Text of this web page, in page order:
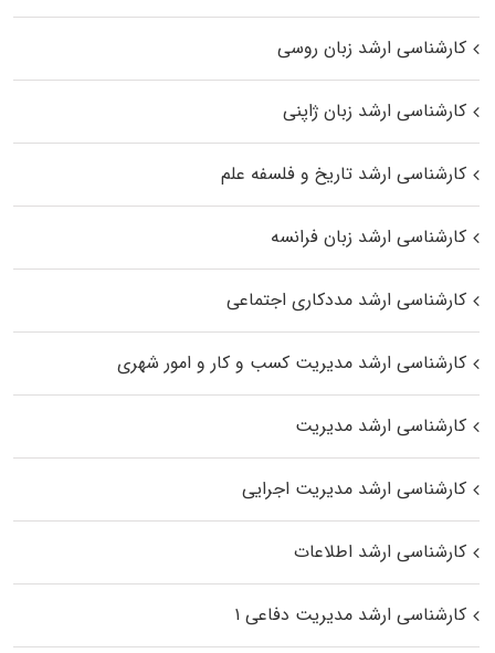
کارشناسی ارشد زبان روسی
کارشناسی ارشد زبان ژاپنی
کارشناسی ارشد تاریخ و فلسفه علم
کارشناسی ارشد زبان فرانسه
کارشناسی ارشد مددکاری اجتماعی
کارشناسی ارشد مدیریت کسب و کار و امور شهری
کارشناسی ارشد مدیریت
کارشناسی ارشد مدیریت اجرایی
کارشناسی ارشد اطلاعات
کارشناسی ارشد مدیریت دفاعی ۱